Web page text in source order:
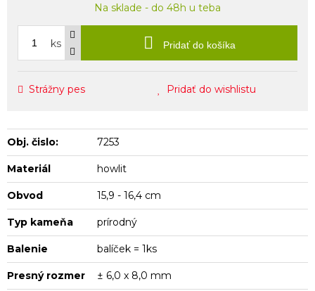
Na sklade - do 48h u teba
ks Pridať do košíka
Strážny pes Pridať do wishlistu
Obj. čislo: 7253
Materiál howlit
Obvod 15,9 - 16,4 cm
Typ kameňa prírodný
Balenie balíček = 1ks
Presný rozmer ± 6,0 x 8,0 mm